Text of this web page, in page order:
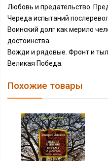
Любовь и предательство.
Череда испытаний
Воинский долг как мерило
достоинства.
Вожди и рядовые. Фронт и тыл.
Великая Победа.
Похожие товары